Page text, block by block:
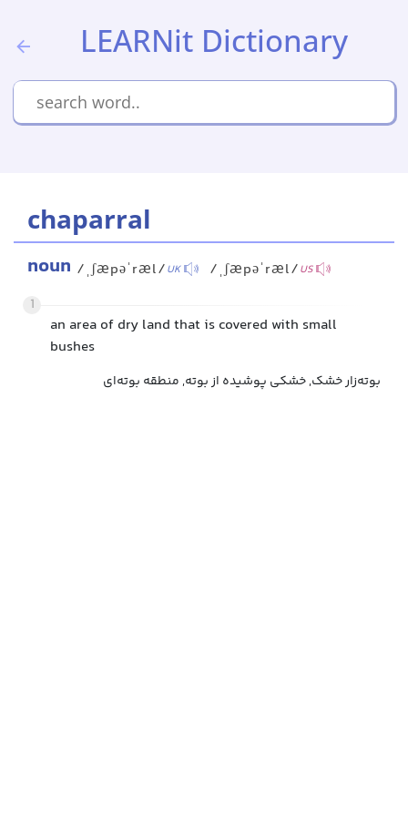
LEARNit Dictionary
chaparral
noun /ˌʃæpəˈræl/UK /ˌʃæpəˈræl/US
1
an area of dry land that is covered with small
bushes
بوته‌زار خشک, خشکی پوشیده از بوته, منطقه بوته‌ای